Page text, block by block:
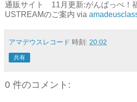
通販サイト 11月更新:がんばっぺ！
USTREAMのご案内 via
アマデウスレコード 時刻: 20:02
共有
0 件のコメント: